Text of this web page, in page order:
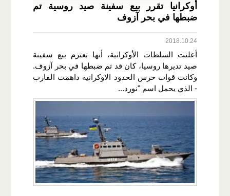
أوكرانيا تقرر بيع سفينة صيد روسية تم
ضبطها في بحر آزوف
2018.10.24
أعلنت السلطات الأوكرانية، أنها تعتزم بيع سفينة
صيد تديرها روسيا، كان قد تم ضبطها في بحر آزوف.
وكانت قوات حرس الحدود الاوكرانية داهمت القارب
- الذي يحمل اسم "نورد...